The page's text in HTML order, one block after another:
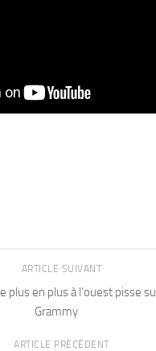
ARTICLE SUIVANT
plus en plus à l’ouest pisse
Grammy
ARTICLE PRÉCÉDENT